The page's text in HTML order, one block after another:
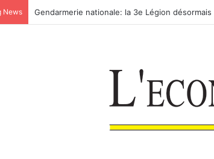
News Anhui: le pont routier-ferroviaire sur le Yangtsé